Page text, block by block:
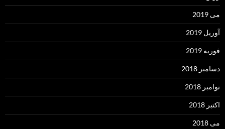
می 2019
آوریل 2019
فوریه 2019
دسامبر 2018
نوامبر 2018
اکتبر 2018
می 2018